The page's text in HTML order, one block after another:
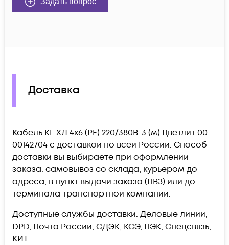
Доставка
Кабель КГ-ХЛ 4х6 (PE) 220/380В-3 (м) Цветлит 00-
00142704 c доставкой по всей России. Способ
доставки вы выбираете при оформлении
заказа: самовывоз со склада, курьером до
адреса, в пункт выдачи заказа (ПВЗ) или до
терминала транспортной компании.
Доступные службы доставки: Деловые линии,
DPD, Почта России, СДЭК, КСЭ, ПЭК, Спецсвязь,
КИТ.